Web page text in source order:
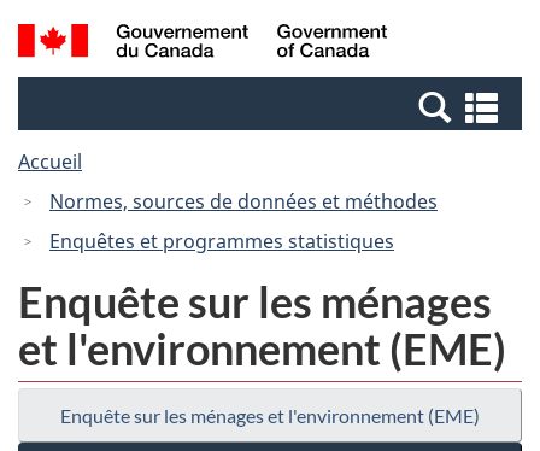
Passer
au
Passer
à
Canada
Recherche
et
et
Accueil
Normes, sources de données et méthodes
Enquêtes et programmes statistiques
Enquête sur les ménages
et l'environnement (EME)
Enquête sur les ménages et l'environnement (EME)